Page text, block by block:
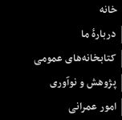
خانه
دربارهٔ ما
کتابخانه‌های عمومی
پژوهش و نوآوری
امور عمرانی